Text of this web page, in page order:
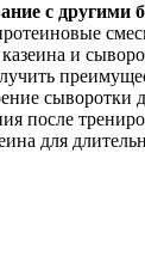
с другими
и
сыворотки
после
для